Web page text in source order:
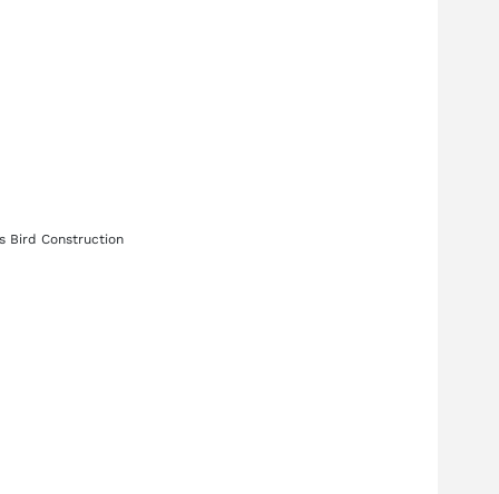
Bird Construction